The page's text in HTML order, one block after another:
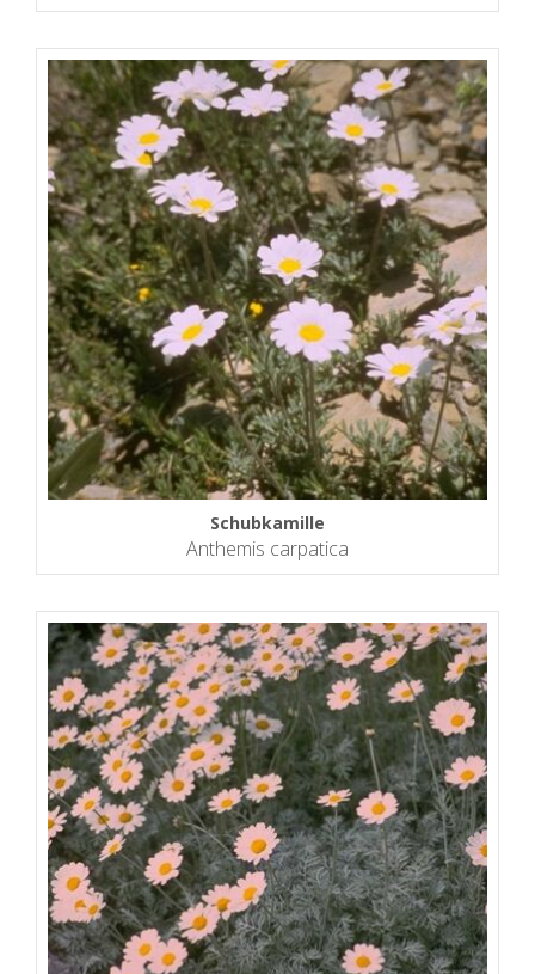
Schubkamille
Anthemis carpatica